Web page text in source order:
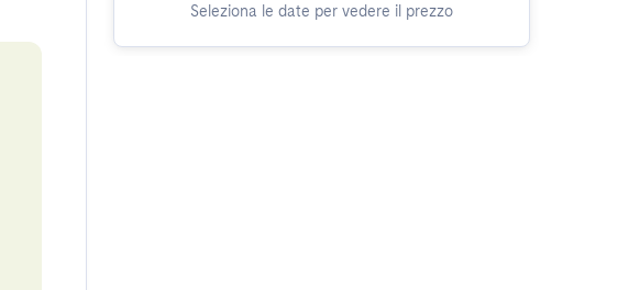
Seleziona le date per vedere il prezzo